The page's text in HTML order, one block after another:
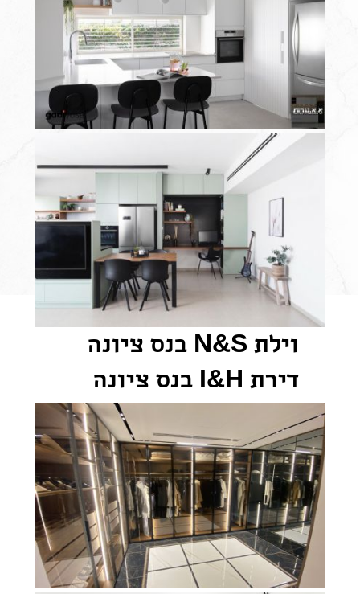
וילת N&S בנס ציונה
דירת I&H בנס ציונה